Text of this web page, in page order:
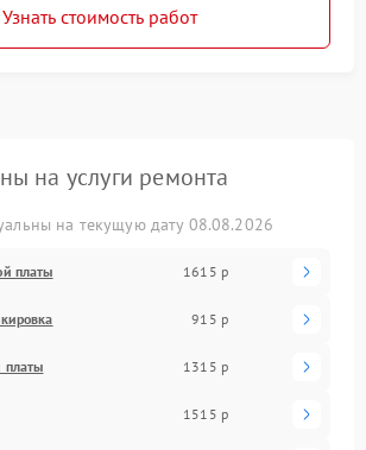
Узнать стоимость работ
на услуги ремонта
на текущую дату 08.08.2026
платы 1615 р
915 р
платы 1315 р
1515 р